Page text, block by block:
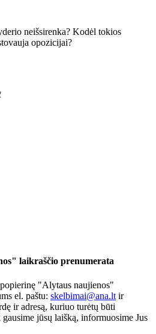
neišsirenka? Kodėl tokios
opozicijai?
laikraščio prenumerata
"Alytaus naujienos"
el. paštu: skelbimai@ana.lt ir
ir adresą, kuriuo turėtų būti
jūsų laišką, informuosime Jus